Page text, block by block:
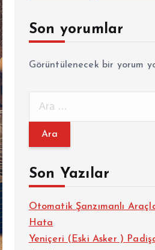
Son yorumlar
Görüntülenecek bir yorum
m
:Son Yazılar
Otomatik Şanzımanlı
Hata
Yeniçeri (Eski Asker )